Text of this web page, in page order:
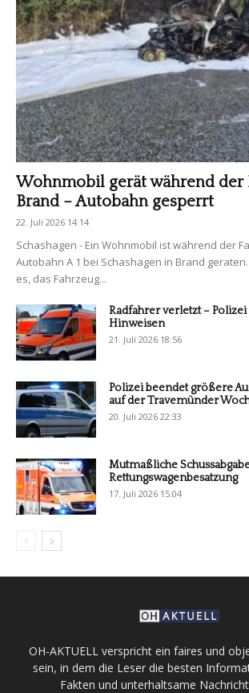
Wohnmobil gerät während der
Brand – Autobahn gesperrt
22. Juli 2026 14:14
Schashagen - Ein Wohnmobil ist während der
Autobahn A 1 bei Schashagen in Brand
es, das Fahrzeug...
Radfahrer verletzt – Polizei
Hinweisen
21. Juli 2026 18:56
Polizei beendet größere
auf der Travemünder
20. Juli 2026 22:33
Mutmaßliche
Rettungswagenbesatzung
17. Juli 2026 15:04
OH-AKTUELL verspricht ein faires und
sein, in dem die Leser die besten
Fakten und unterhaltsame